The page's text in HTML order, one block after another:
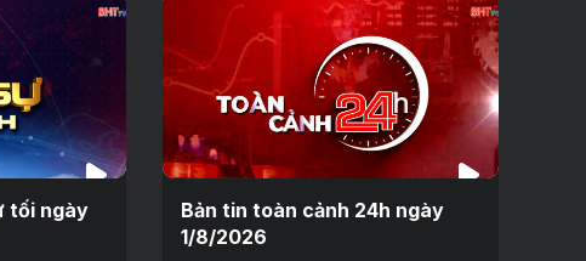
tối ngày
Bản tin toàn cảnh 24h ngày
1/8/2026